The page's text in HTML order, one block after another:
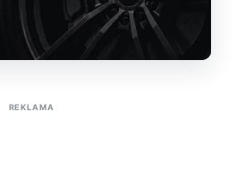
REKLAMA